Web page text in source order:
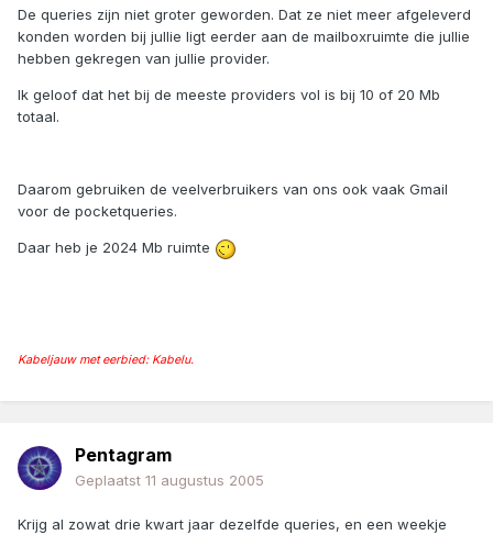
De queries zijn niet groter geworden. Dat ze niet meer afgeleverd
konden worden bij jullie ligt eerder aan de mailboxruimte die jullie
hebben gekregen van jullie provider.
Ik geloof dat het bij de meeste providers vol is bij 10 of 20 Mb
totaal.
Daarom gebruiken de veelverbruikers van ons ook vaak Gmail
voor de pocketqueries.
Daar heb je 2024 Mb ruimte
Kabeljauw met eerbied: Kabelu.
Pentagram
Geplaatst 11 augustus 2005
Krijg al zowat drie kwart jaar dezelfde queries, en een weekje